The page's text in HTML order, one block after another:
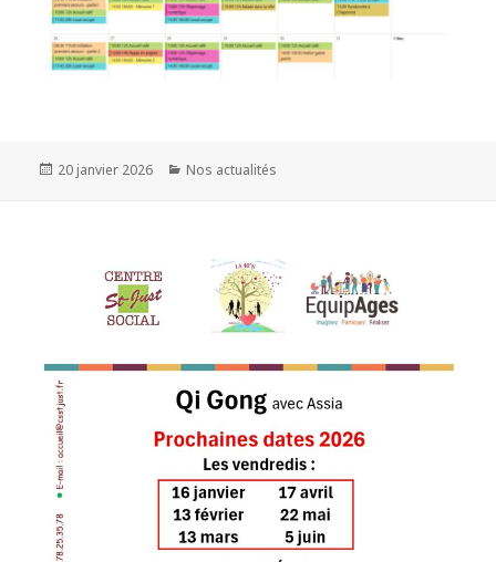
20 janvier 2026 Nos actualités